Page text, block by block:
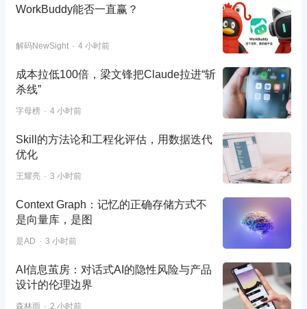
WorkBuddy能否一直赢？
解码NewSight 4 小时前
成本拉低100倍，梁文锋把Claude拉进“斩
杀线”
字母榜 4 小时前
Skill的方法论和工程化评估，用数据迭代
优化
王耀亮 3 小时前
Context Graph：记忆的正确存储方式不
是向量库，是图
是AD 3 小时前
AI信息茧房：对话式AI的隐性风险与产品
设计的伦理边界
森林雨 2 小时前